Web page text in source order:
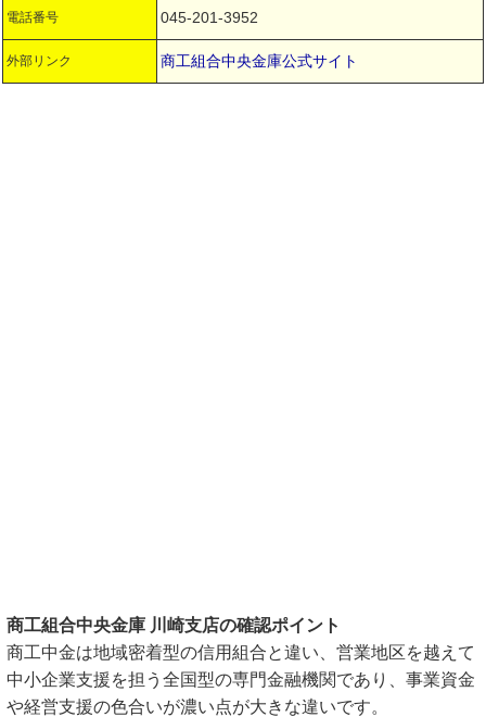
電話番号 045-201-3952
外部リンク 商工組合中央金庫公式サイト
商工組合中央金庫 川崎支店の確認ポイント
商工中金は地域密着型の信用組合と違い、営業地区を越えて
中小企業支援を担う全国型の専門金融機関であり、事業資金
や経営支援の色合いが濃い点が大きな違いです。